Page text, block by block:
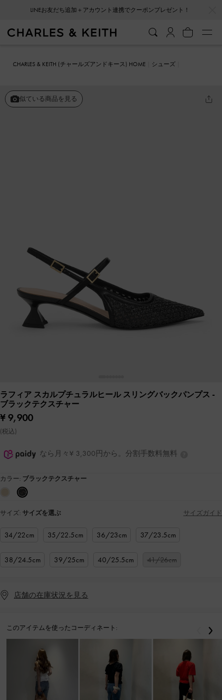
LINEお友だち追加＋アカウント連携でクーポンプレゼント！
CHARLES & KEITH (チャールズアンドキース) HOME
シューズ
似ている商品を見る
ラフィア スカルプチュラルヒール スリングバックパンプス -
ブラックテクスチャー
¥ 9,900
(税込)
なら月々¥ 3,300円から。分割手数料無料
カラー: ブラックテクスチャー
サイズ: サイズを選ぶ サイズガイド
34/22cm 35/22.5cm 36/23cm 37/23.5cm
38/24.5cm 39/25cm 40/25.5cm 41/26cm
店舗の在庫状況を見る
このアイテムを使ったコーディネート: 戻る